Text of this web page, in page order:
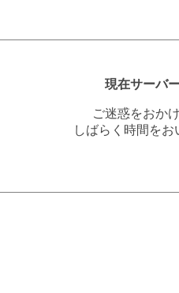
現在サーバ
ご迷惑をおか
しばらく時間を